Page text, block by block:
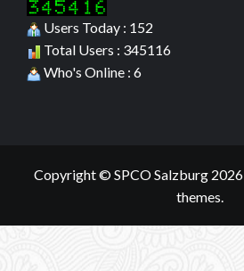
Users Today : 152
Total Users : 345116
Who's Online : 6
Copyright © SPCO Salzburg 2026
themes.